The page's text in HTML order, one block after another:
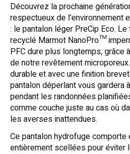
Découvrez la prochaine
respectueux de l'environnement
: le pantalon léger PreCip Eco.
recyclé Marmot NanoPro™
PFC dure plus longtemps, grâce
de notre revêtement
durable et avec une finition
pantalon déperlant vous gardera
pendant les randonnées
comme couche juste au cas où
les averses inattendues.
Ce pantalon hydrofuge
entièrement scellées pour éviter